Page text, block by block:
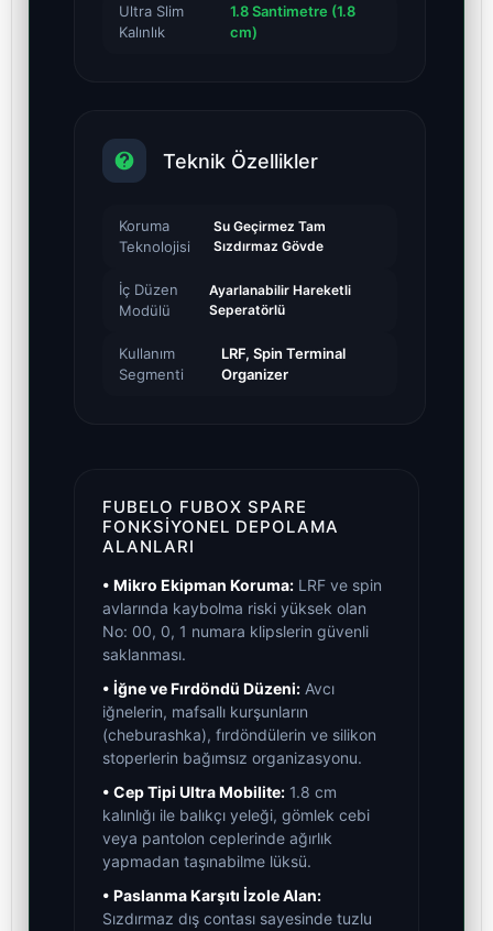
Ultra Slim
Kalınlık
1.8 Santimetre (1.8
cm)
Teknik Özellikler
Koruma
Teknolojisi
Su Geçirmez Tam
Sızdırmaz Gövde
İç Düzen
Modülü
Ayarlanabilir Hareketli
Seperatörlü
Kullanım
Segmenti
LRF, Spin Terminal
Organizer
FUBELO FUBOX SPARE
FONKSIYONEL DEPOLAMA
ALANLARI
• Mikro Ekipman Koruma: LRF ve spin
avlarında kaybolma riski yüksek olan
No: 00, 0, 1 numara klipslerin güvenli
saklanması.
• İğne ve Fırdöndü Düzeni: Avcı
iğnelerin, mafsallı kurşunların
(cheburashka), fırdöndülerin ve silikon
stoperlerin bağımsız organizasyonu.
• Cep Tipi Ultra Mobilite: 1.8 cm
kalınlığı ile balıkçı yeleği, gömlek cebi
veya pantolon ceplerinde ağırlık
yapmadan taşınabilme lüksü.
• Paslanma Karşıtı İzole Alan:
Sızdırmaz dış contası sayesinde tuzlu